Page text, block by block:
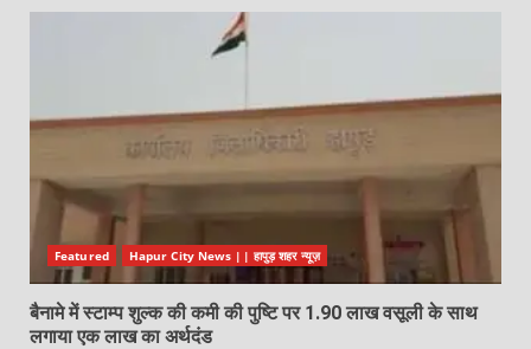
Featured Hapur City News || हापुड़ शहर न्यूज़
बैनामे में स्टाम्प शुल्क की कमी की पुष्टि पर 1.90 लाख वसूली के साथ
लगाया एक लाख का अर्थदंड